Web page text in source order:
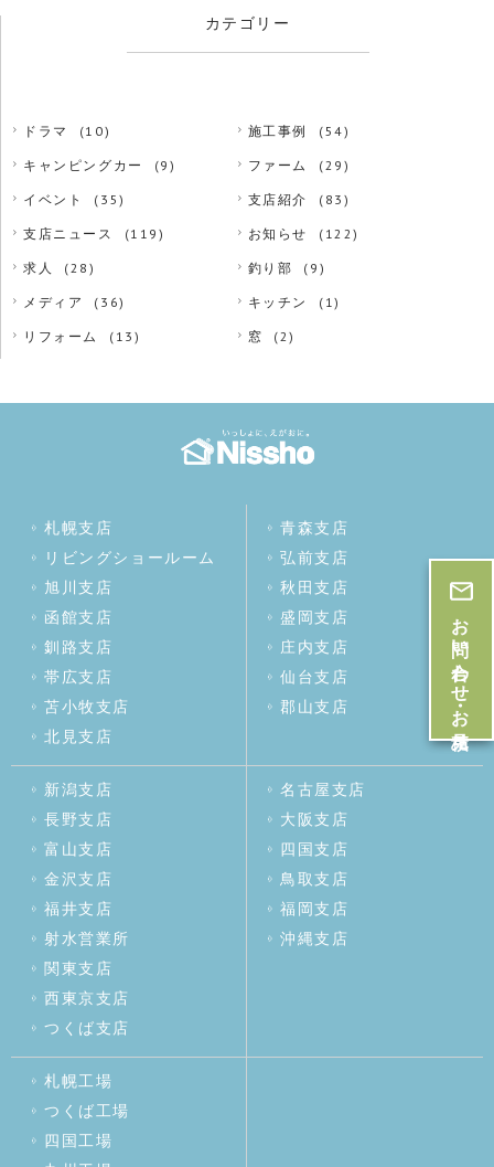
カテゴリー
ドラマ (10) 施工事例 (54)
キャンピングカー (9) ファーム (29)
イベント (35) 支店紹介 (83)
支店ニュース (119) お知らせ (122)
求人 (28) 釣り部 (9)
メディア (36) キッチン (1)
リフォーム (13) 窓 (2)
札幌支店
リビングショールーム
旭川支店
函館支店
釧路支店
帯広支店
苫小牧支店
北見支店
青森支店
弘前支店
秋田支店
盛岡支店
庄内支店
仙台支店
郡山支店
新潟支店
長野支店
富山支店
金沢支店
福井支店
射水営業所
関東支店
西東京支店
つくば支店
名古屋支店
大阪支店
四国支店
鳥取支店
福岡支店
沖縄支店
札幌工場
つくば工場
四国工場
お問い合わせ・お見積